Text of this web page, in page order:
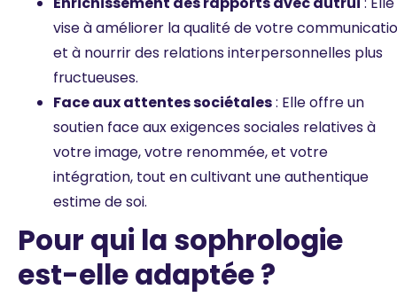
vise à améliorer la qualité de votre
et à nourrir des relations interpersonnelles plus
fructueuses.
Face aux attentes sociétales: Elle offre un
soutien face aux exigences sociales relatives à
votre image, votre renommée, et votre
intégration, tout en cultivant une authentique
estime de soi.
Pour qui la sophrologie
est-elle adaptée ?